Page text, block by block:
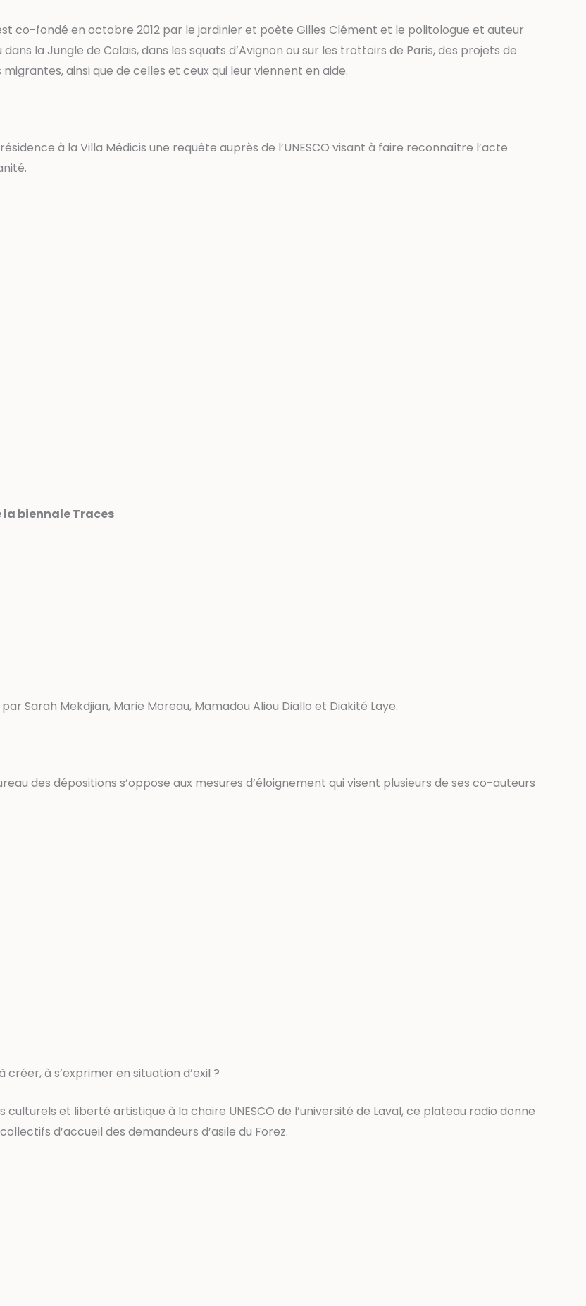
co-fondé en octobre 2012 par le jardinier et poète Gilles Clément et le politologue et auteur
la Jungle de Calais, dans les squats d’Avignon ou sur les trottoirs de Paris, des projets de
ainsi que de celles et ceux qui leur viennent en aide.
à la Villa Médicis une requête auprès de l’UNESCO visant à faire reconnaître l’acte
biennale Traces
Sarah Mekdjian, Marie Moreau, Mamadou Aliou Diallo et Diakité Laye.
des dépositions s’oppose aux mesures d’éloignement qui visent plusieurs de ses co-auteurs
à s’exprimer en situation d’exil ?
et liberté artistique à la chaire UNESCO de l’université de Laval, ce plateau radio donne
d’accueil des demandeurs d’asile du Forez.